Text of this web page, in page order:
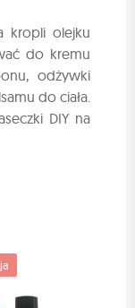
olejku
do kremu
odżywki
do ciała.
DIY na